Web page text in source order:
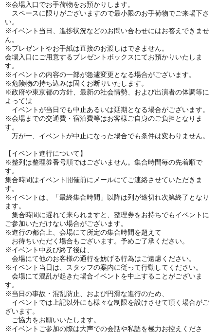
※会場入口でお手荷物をお預かりします。
スペースに限りがございますので最小限のお手荷物でご来場下さ
い。
※イベント当日、進捗状況などのお問い合わせにはお答えできませ
ん。
※プレゼントやお手紙は直接のお渡しはできません。
会場入口にご用意するプレゼントボックスにてお預かりいたしま
す。
※イベントの内容の一部が急遽変更となる場合がございます。
※危険物の持ち込みは固くお断りいたします。
※政府や東京都の方針、最新の社会情勢、および出演者の体調等に
よっては
イベントが当日でも中止あるいは延期となる場合がございます。
※会場までの交通費・宿泊費等はお客様ご自身のご負担となりま
す。
万が一、イベントが中止になった場合でも条件は変わりません。
【イベント進行について】
※整列は整理券番号順ではございません。集合時間毎の先着順で
す。
集合時間はイベント開催前にメールにてご連絡させていただきま
す。
※イベントは、「最終集合時間」以降は列が途切れ次第終了となり
ます。
集合時間に遅れて来られますと、整理券をお持ちでもイベントに
ご参加いただけない場合がございます。
※進行の都合上、会場にて所定の集合時間を超えて
お待ちいただく場合もございます。予めご了承ください。
※イベント中及び終了後は、
会場にて他のお客様の通行を妨げる行為はご遠慮ください。
※イベント当日は、スタッフの案内に従って行動してください。
会場にて混乱が起きた場合イベントを中止することがございま
す。
※当日の事故・混乱防止、および円滑な進行のため、
イベントでは上記以外にも様々な制限を設けさせて頂く場合がご
ざいます。
ご協力をお願いいたします。
※イベントご参加の際は大声での会話や私語を極力お控えくださ